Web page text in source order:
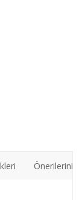
Önerileriniz